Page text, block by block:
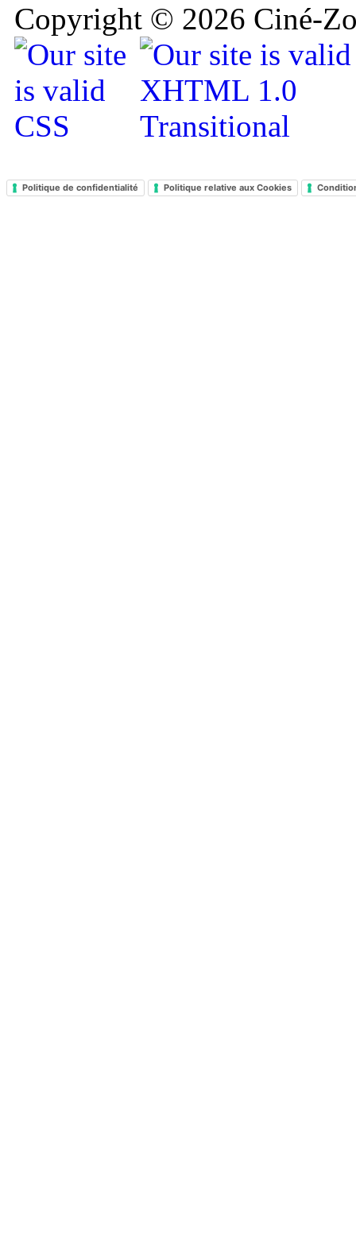
Copyright © 2026 Ciné-
Politique de confidentialité Politique relative aux Cookies